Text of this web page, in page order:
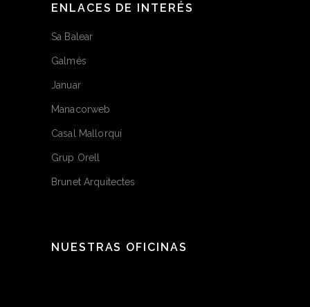
ENLACES DE INTERÉS
Sa Balear
Galmés
Januar
Manacorweb
Casal Mallorquí
Grup Orell
Brunet Arquitectes
NUESTRAS OFICINAS